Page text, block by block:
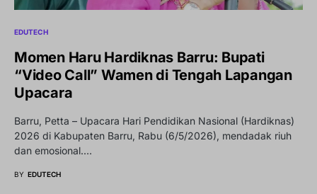
EDUTECH
Momen Haru Hardiknas Barru: Bupati
“Video Call” Wamen di Tengah Lapangan
Upacara
Barru, Petta – Upacara Hari Pendidikan Nasional (Hardiknas)
2026 di Kabupaten Barru, Rabu (6/5/2026), mendadak riuh
dan emosional.…
BY EDUTECH